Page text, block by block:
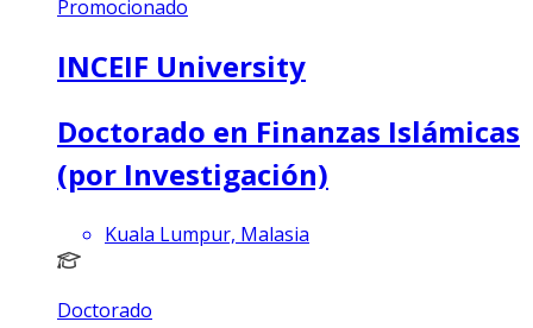
Promocionado
INCEIF University
Doctorado en Finanzas Islámicas
(por Investigación)
Kuala Lumpur, Malasia
Doctorado